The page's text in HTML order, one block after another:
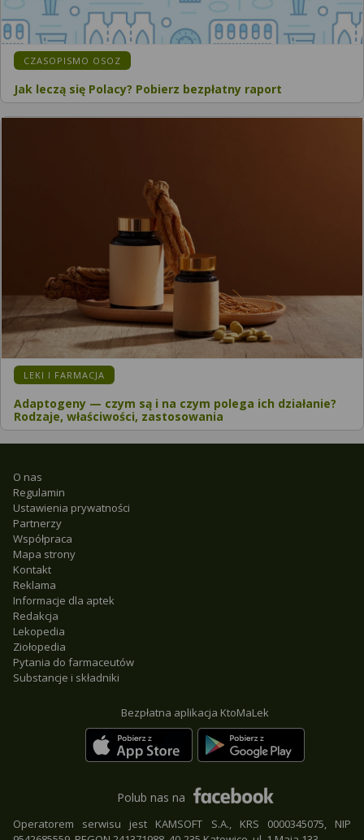
CZASOPISMO OSOZ
Jak leczą się Polacy? Pobierz bezpłatny raport
LEKI I FARMACJA
Adaptogeny — czym są i na czym polega ich działanie?
Rodzaje, właściwości, zastosowania
O nas
Regulamin
Ustawienia prywatności
Partnerzy
Współpraca
Mapa strony
Kontakt
Reklama
Informacje dla aptek
Redakcja
Lekopedia
Ziołopedia
Pytania do farmaceutów
Substancje i składniki
Bezpłatna aplikacja KtoMaLek
Polub nas na
Operatorem serwisu jest KAMSOFT S.A., KRS 0000345075, NIP